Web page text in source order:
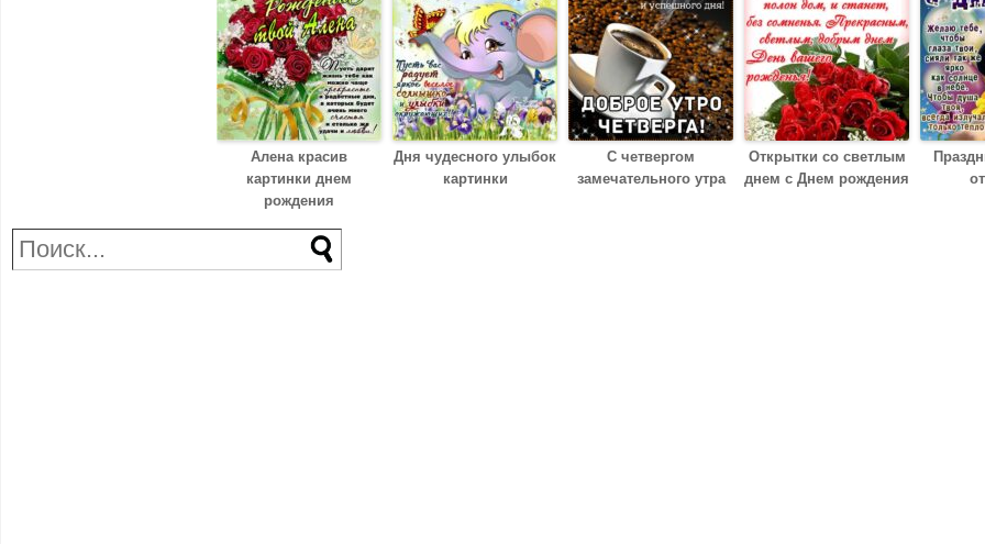
Алена красив
картинки днем
рождения
Дня чудесного улыбок
картинки
С четвергом
замечательного утра
Открытки со светлым
днем с Днем рождения